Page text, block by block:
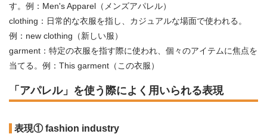
す。例：Men's Apparel（メンズアパレル）
clothing：日常的な衣服を指し、カジュアルな場面で使われる。
例：new clothing（新しい服）
garment：特定の衣服を指す際に使われ、個々のアイテムに焦点を
当てる。例：This garment（この衣服）
「アパレル」を使う際によく用いられる表現
表現① fashion industry